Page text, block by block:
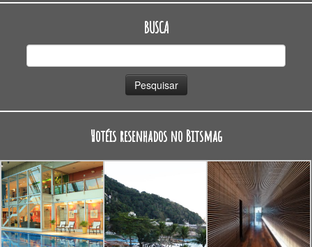
BUSCA
Hotéis resenhados no Bitsmag